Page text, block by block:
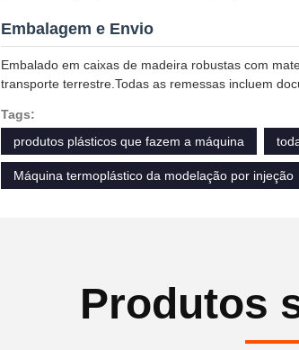
Embalagem e Envio
Embalado em caixas de madeira robustas com
transporte terrestre.Todas as remessas incluem
Tags:
produtos plásticos que fazem a máquina
Máquina termoplástico da modelação por injeção
Produtos